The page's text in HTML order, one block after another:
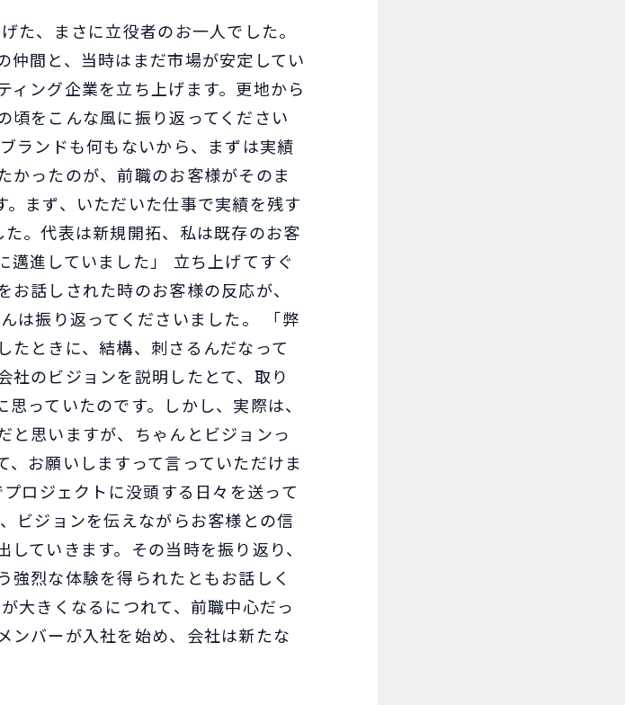
た、まさに立役者のお一人でした。
仲間と、当時はまだ市場が安定してい
ィング企業を立ち上げます。更地から
頃をこんな風に振り返ってください
ランドも何もないから、まずは実績
かったのが、前職のお客様がそのま
。まず、いただいた仕事で実績を残す
。代表は新規開拓、私は既存のお客
邁進していました」 立ち上げてすぐ
話しされた時のお客様の反応が、
は振り返ってくださいました。 「弊
たときに、結構、刺さるんだなって
社のビジョンを説明したとて、取り
っていたのです。しかし、実際は、
と思いますが、ちゃんとビジョンっ
お願いしますって言っていただけま
ロジェクトに没頭する日々を送って
ビジョンを伝えながらお客様との信
ていきます。その当時を振り返り、
強烈な体験を得られたともお話しく
大きくなるにつれて、前職中心だっ
ンバーが入社を始め、会社は新たな